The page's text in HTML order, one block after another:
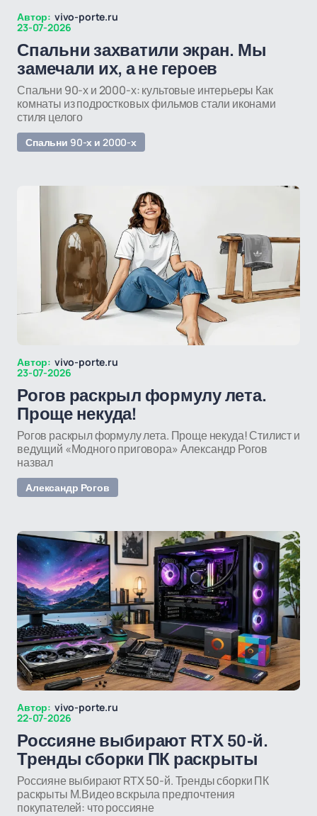
Автор: vivo-porte.ru
23-07-2026
Спальни захватили экран. Мы
замечали их, а не героев
Спальни 90-х и 2000-х: культовые интерьеры Как
комнаты из подростковых фильмов стали иконами
стиля целого
Спальни 90-х и 2000-х
Автор: vivo-porte.ru
23-07-2026
Рогов раскрыл формулу лета.
Проще некуда!
Рогов раскрыл формулу лета. Проще некуда! Стилист и
ведущий «Модного приговора» Александр Рогов
назвал
Александр Рогов
Автор: vivo-porte.ru
22-07-2026
Россияне выбирают RTX 50-й.
Тренды сборки ПК раскрыты
Россияне выбирают RTX 50-й. Тренды сборки ПК
раскрыты М.Видео вскрыла предпочтения
покупателей: что россияне